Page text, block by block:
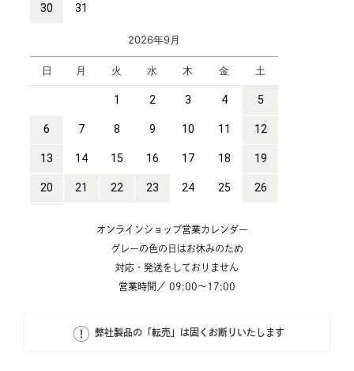
オンラインショップ営業カレンダー
グレーの色の日はお休みのため
対応・発送をしておりません
営業時間／ 09:00～17:00
弊社製品の「転売」は固くお断りいたします